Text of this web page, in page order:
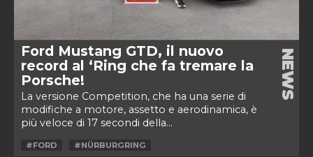
Ford Mustang GTD, il nuovo
record al ‘Ring che fa tremare la
Porsche!
La versione Competition, che ha una serie di
modifiche a motore, assetto e aerodinamica, è
più veloce di 17 secondi della...
NEWS
#FORD #NÜRBURGRING